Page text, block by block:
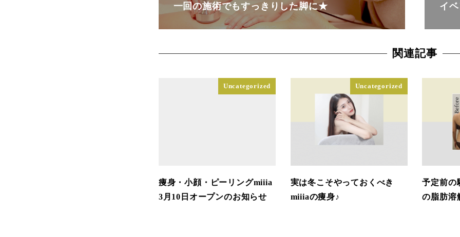
一回の施術でもすっきりした脚に★ イ
関連記事
Uncategorized
痩身・小顔・ピーリングmiiia
3月10日オープンのお知らせ
Uncategorized
実は冬こそやっておくべき
miiiaの痩身♪
予定前の
の脂肪